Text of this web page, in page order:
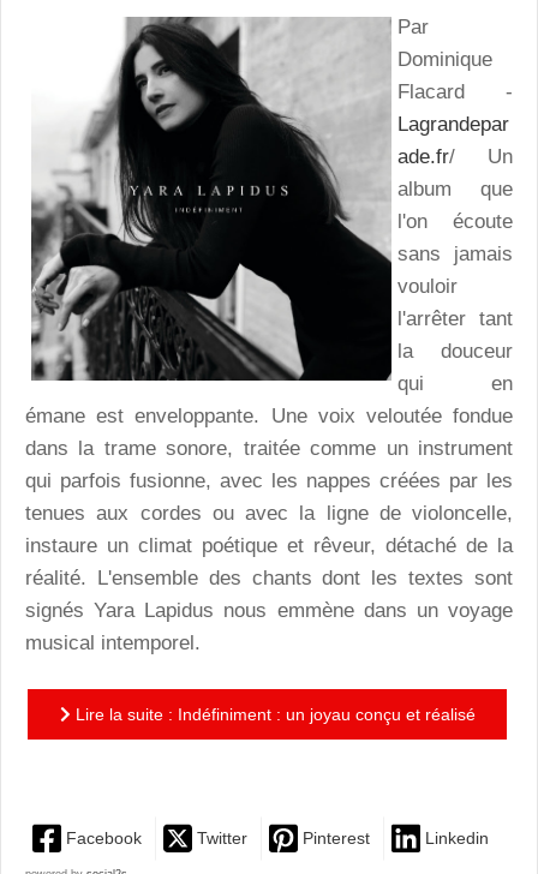
Par
Dominique
Flacard -
Lagrandepar
ade.fr/ Un
album que
l'on écoute
sans jamais
vouloir
l'arrêter tant
la douceur
qui en
émane est enveloppante. Une voix veloutée fondue
dans la trame sonore, traitée comme un instrument
qui parfois fusionne, avec les nappes créées par les
tenues aux cordes ou avec la ligne de violoncelle,
instaure un climat poétique et rêveur, détaché de la
réalité. L'ensemble des chants dont les textes sont
signés Yara Lapidus nous emmène dans un voyage
musical intemporel.
Lire la suite : Indéfiniment : un joyau conçu et réalisé
Facebook Twitter Pinterest Linkedin